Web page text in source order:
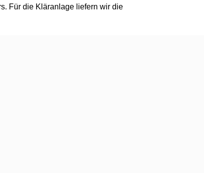
Für die Kläranlage liefern wir die